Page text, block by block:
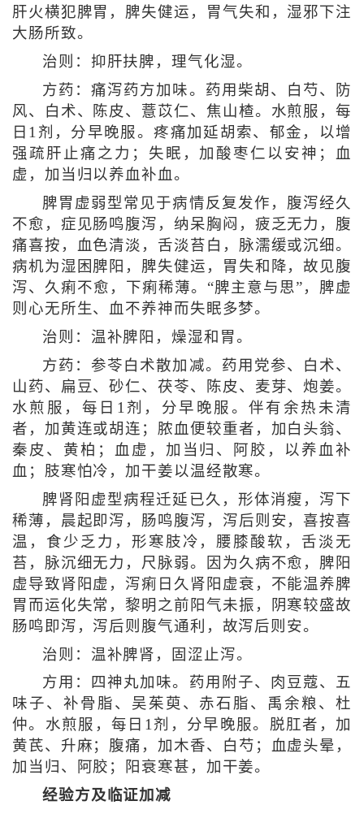
肝火横犯脾胃，脾失健运，胃气失和，湿邪下注
大肠所致。
治则：抑肝扶脾，理气化湿。
方药：痛泻药方加味。药用柴胡、白芍、防
风、白术、陈皮、薏苡仁、焦山楂。水煎服，每
日1剂，分早晚服。疼痛加延胡索、郁金，以增
强疏肝止痛之力；失眠，加酸枣仁以安神；血
虚，加当归以养血补血。
脾胃虚弱型常见于病情反复发作，腹泻经久
不愈，症见肠鸣腹泻，纳呆胸闷，疲乏无力，腹
痛喜按，血色清淡，舌淡苔白，脉濡缓或沉细。
病机为湿困脾阳，脾失健运，胃失和降，故见腹
泻、久痢不愈，下痢稀薄。“脾主意与思”，脾虚
则心无所生、血不养神而失眠多梦。
治则：温补脾阳，燥湿和胃。
方药：参苓白术散加减。药用党参、白术、
山药、扁豆、砂仁、茯苓、陈皮、麦芽、炮姜。
水煎服，每日1剂，分早晚服。伴有余热未清
者，加黄连或胡连；脓血便较重者，加白头翁、
秦皮、黄柏；血虚，加当归、阿胶，以养血补
血；肢寒怕冷，加干姜以温经散寒。
脾肾阳虚型病程迁延已久，形体消瘦，泻下
稀薄，晨起即泻，肠鸣腹泻，泻后则安，喜按喜
温，食少乏力，形寒肢冷，腰膝酸软，舌淡无
苔，脉沉细无力，尺脉弱。因为久病不愈，脾阳
虚导致肾阳虚，泻痢日久肾阳虚衰，不能温养脾
胃而运化失常，黎明之前阳气未振，阴寒较盛故
肠鸣即泻，泻后则腹气通利，故泻后则安。
治则：温补脾肾，固涩止泻。
方用：四神丸加味。药用附子、肉豆蔻、五
味子、补骨脂、吴茱萸、赤石脂、禹余粮、杜
仲。水煎服，每日1剂，分早晚服。脱肛者，加
黄芪、升麻；腹痛，加木香、白芍；血虚头晕，
加当归、阿胶；阳衰寒甚，加干姜。
经验方及临证加减